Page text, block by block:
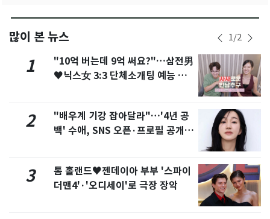
많이 본 뉴스 1/2
1
"10억 버는데 9억 써요?"…삼전男
♥닉스女 3:3 단체소개팅 예능 화
2
"배우계 기강 잡아달라"…'4년 공
백' 수애, SNS 오픈·프로필 공개
3
톰 홀랜드♥젠데이아 부부 '스파이
더맨4'·'오디세이'로 극장 장악